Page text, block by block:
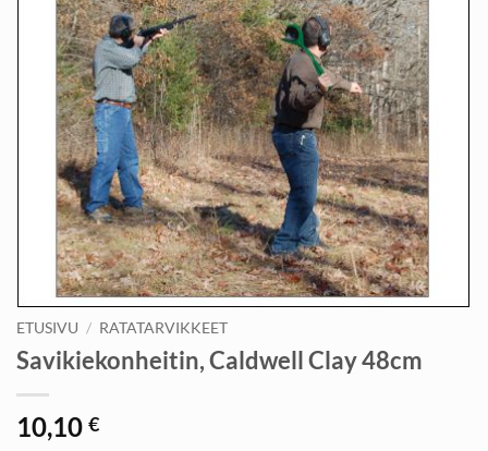
ETUSIVU / RATATARVIKKEET
Savikiekonheitin, Caldwell Clay 48cm
10,10 €